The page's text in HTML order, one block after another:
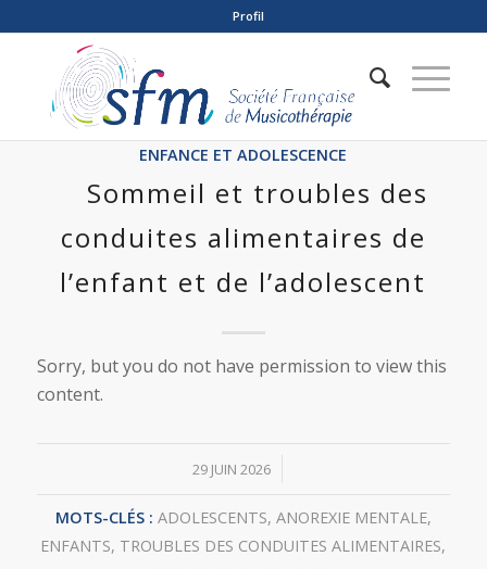
Profil
ENFANCE ET ADOLESCENCE
Sommeil et troubles des
conduites alimentaires de
l’enfant et de l’adolescent
Sorry, but you do not have permission to view this
content.
29 JUIN 2026
/
MOTS-CLÉS : ADOLESCENTS, ANOREXIE MENTALE,
ENFANTS, TROUBLES DES CONDUITES ALIMENTAIRES,